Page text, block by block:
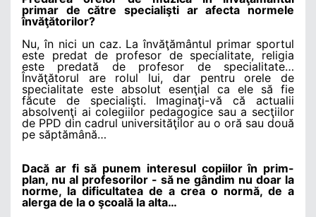
primar de către specialişti ar afecta normele
învăţătorilor?
Nu, în nici un caz. La învăţământul primar sportul
este predat de profesor de specialitate, religia
este predată de profesor de specialitate…
Învăţătorul are rolul lui, dar pentru orele de
specialitate este absolut esenţial ca ele să fie
făcute de specialişti. Imaginaţi-vă că actualii
absolvenţi ai colegiilor pedagogice sau a secţiilor
de PPD din cadrul universităţilor au o oră sau două
pe săptămână…
Dacă ar fi să punem interesul copiilor în prim-
plan, nu al profesorilor - să ne gândim nu doar la
norme, la dificultatea de a crea o normă, de a
alerga de la o şcoală la alta…